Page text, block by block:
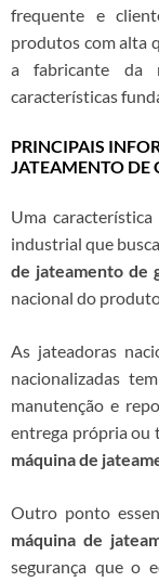
frequente e
produtos com alta
a fabricante da
características
PRINCIPAIS
JATEAMENTO DE
Uma
industrial que
de jateamento de
nacional do
As jateadoras
nacionalizadas
manutenção e
entrega própria ou
máquina de
Outro ponto
máquina de
segurança que o